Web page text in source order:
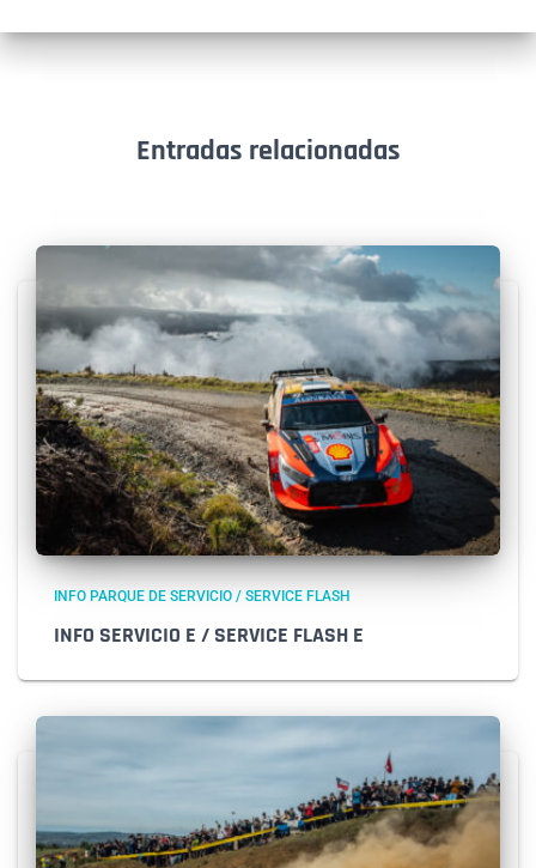
Entradas relacionadas
INFO PARQUE DE SERVICIO / SERVICE FLASH
INFO SERVICIO E / SERVICE FLASH E